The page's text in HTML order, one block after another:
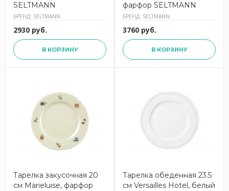
SELTMANN
БРЕНД: SELTMANN
2930 руб.
В КОРЗИНУ
фарфор SELTMANN
БРЕНД: SELTMANN
3760 руб.
В КОРЗИНУ
Тарелка закусочная 20
см Marieluise, фарфор
Тарелка обеденная 23.5
см Versailles Hotel, белый